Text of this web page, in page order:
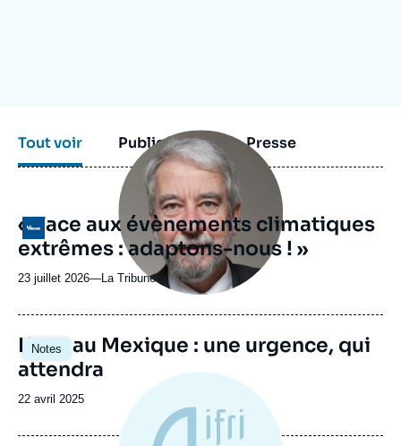
Tout voir Publications Presse
Logo
Image
principale
médiatique
« Face aux évènements climatiques
extrêmes : adaptons-nous ! »
23 juillet 2026—Nom
journal,
ou
émission
La Tribune
Notes
Image
principale
L’eau au Mexique : une urgence, qui
attendra
Date
publication
22 avril 2025